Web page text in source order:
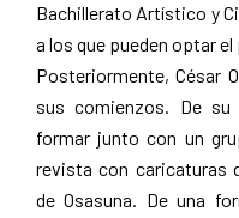
Bachillerato Artístico y
a los que pueden optar
Posteriormente, César
sus comienzos. De
formar junto con un
revista con caricaturas
de Osasuna. De una